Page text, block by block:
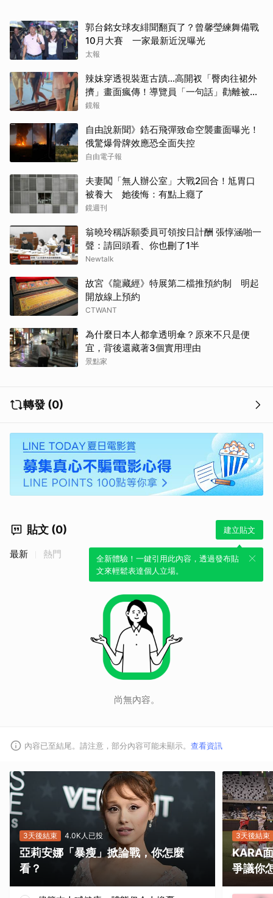
郭台銘女球友緋聞翻頁了？曾馨瑩練舞備戰
10月大賽 一家最新近況曝光
太報
辣妹穿透視裝逛古蹟…高開衩「臀肉往裙外
擠」畫面瘋傳！導覽員「一句話」勸離被狂
讚
鏡報
自由說新聞》鋯石飛彈致命空襲畫面曝光！
俄驚爆骨牌效應恐全面失控
自由電子報
夫妻闖「無人辦公室」大戰2回合！尪胃口
被養大 她後悔：有點上癮了
鏡週刊
翁曉玲稱訴願委員可領按日計酬 張惇涵啪一
聲：請回頭看、你也刪了1半
Newtalk
故宮《龍藏經》特展第二檔推預約制 明起
開放線上預約
CTWANT
為什麼日本人都拿透明傘？原來不只是便
宜，背後還藏著3個實用理由
景點家
轉發 (0)
貼文 (0) 建立貼文
全新體驗！一鍵引用此內容，透過發布貼
文來輕鬆表達個人立場。
最新 熱門
尚無內容。
內容已至結尾。請注意，部分內容可能未顯示。 查看資訊
3天後結束 4.0K人已投
亞莉安娜「暴瘦」掀論戰，你怎麼
看？
3天後結束
KARA
爭議你
取消